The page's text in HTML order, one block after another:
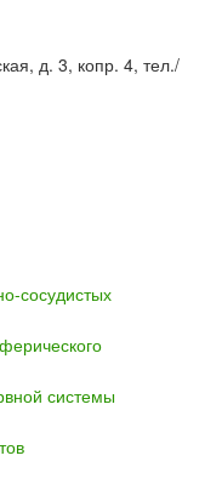
д. 3, копр. 4, тел./
сосудистых
системы